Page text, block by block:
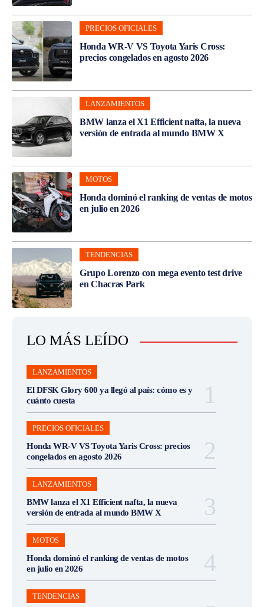
PRECIOS OFICIALES
Honda WR-V VS Toyota Yaris Cross:
precios congelados en agosto 2026
LANZAMIENTOS
BMW lanza el X1 Efficient nafta, la nueva
versión de entrada al mundo BMW X
MOTOS
Honda dominó el ranking de ventas de motos
en julio en 2026
TENDENCIAS
Grupo Lorenzo con mega evento test drive
en Chacras Park
LO MÁS LEÍDO
LANZAMIENTOS
El DFSK Glory 600 ya llegó al país: cómo es y
cuánto cuesta
PRECIOS OFICIALES
Honda WR-V VS Toyota Yaris Cross: precios
congelados en agosto 2026
LANZAMIENTOS
BMW lanza el X1 Efficient nafta, la nueva
versión de entrada al mundo BMW X
MOTOS
Honda dominó el ranking de ventas de motos
en julio en 2026
TENDENCIAS